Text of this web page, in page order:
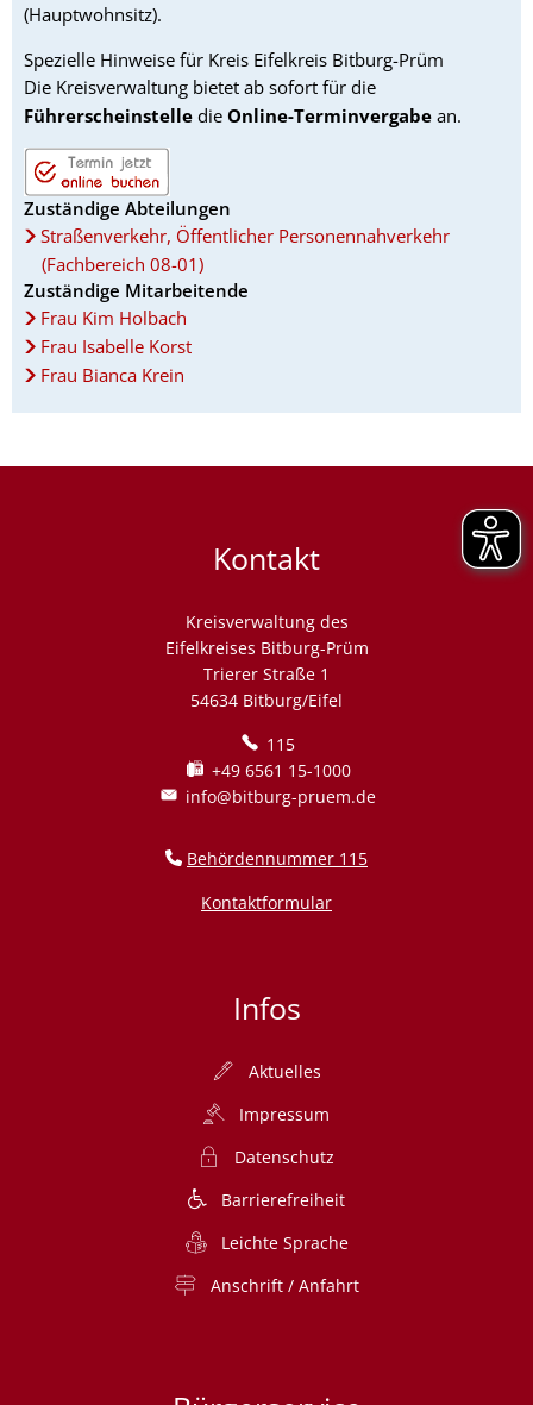
(Hauptwohnsitz).
Spezielle Hinweise für Kreis Eifelkreis Bitburg-Prüm
Die Kreisverwaltung bietet ab sofort für die
Führerscheinstelle die Online-Terminvergabe an.
Zuständige Abteilungen
Straßenverkehr, Öffentlicher Personennahverkehr
(Fachbereich 08-01)
Zuständige Mitarbeitende
Frau Kim Holbach
Frau Isabelle Korst
Frau Bianca Krein
Kontakt
Kreisverwaltung des
Eifelkreises Bitburg-Prüm
Trierer Straße 1
54634 Bitburg/Eifel
115
+49 6561 15-1000
info@bitburg-pruem.de
Behördennummer 115
Kontaktformular
Infos
Aktuelles
Impressum
Datenschutz
Barrierefreiheit
Leichte Sprache
Anschrift / Anfahrt